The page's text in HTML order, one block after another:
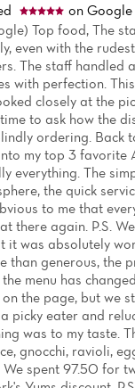
on Google
Top food, The
even with the
The staff handled
with perfection.
closely at the
to ask how the
ordering. Back
my top 3 favorite
everything. The
the quick
to me that
there again. P.S.
it was absolutely
than generous, the
menu has
the page, but we
a picky eater and
was to my taste.
gnocchi, ravioli,
spent 97.50 for